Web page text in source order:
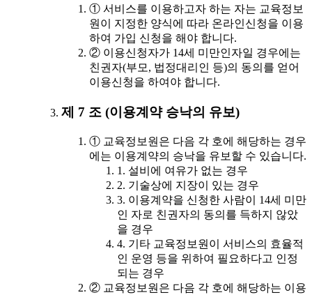
① 서비스를 이용하고자 하는 자는 교육정보
원이 지정한 양식에 따라 온라인신청을 이용
하여 가입 신청을 해야 합니다.
② 이용신청자가 14세 미만인자일 경우에는
친권자(부모, 법정대리인 등)의 동의를 얻어
이용신청을 하여야 합니다.
제 7 조 (이용계약 승낙의 유보)
① 교육정보원은 다음 각 호에 해당하는 경우
에는 이용계약의 승낙을 유보할 수 있습니다.
1. 설비에 여유가 없는 경우
2. 기술상에 지장이 있는 경우
3. 이용계약을 신청한 사람이 14세 미만
인 자로 친권자의 동의를 득하지 않았
을 경우
4. 기타 교육정보원이 서비스의 효율적
인 운영 등을 위하여 필요하다고 인정
되는 경우
② 교육정보원은 다음 각 호에 해당하는 이용